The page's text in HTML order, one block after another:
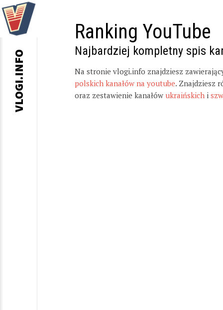
Ranking YouTube
Najbardziej kompletny spis
Na stronie vlogi.info znajdziesz
polskich kanałów na youtube. Znajdziesz
oraz zestawienie kanałów ukraińskich i
VLOGI.INFO